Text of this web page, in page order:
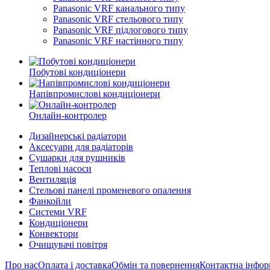
Panasonic VRF канального типу
Panasonic VRF стельового типу
Panasonic VRF підлогового типу
Panasonic VRF настінного типу
Побутові кондиціонери
Напівпромислові кондиціонери
Онлайн-контролер
Дизайнерські радіатори
Аксесуари для радіаторів
Сушарки для рушників
Теплові насоси
Вентиляція
Стельові панелі променевого опалення
Фанкойли
Системи VRF
Кондиціонери
Конвектори
Очищувачі повітря
Про насОплата і доставкаОбмін та поверненняКонтактна